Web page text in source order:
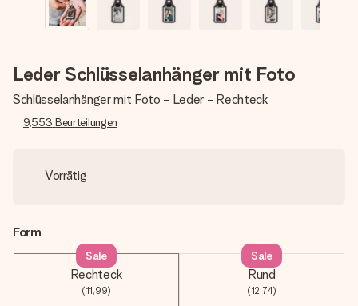
Leder Schlüsselanhänger mit Foto
Schlüsselanhänger mit Foto - Leder - Rechteck
9,553 Beurteilungen
Vorrätig
Form
Rechteck
(11,99)
Sale
Rund
(12,74)
Sale